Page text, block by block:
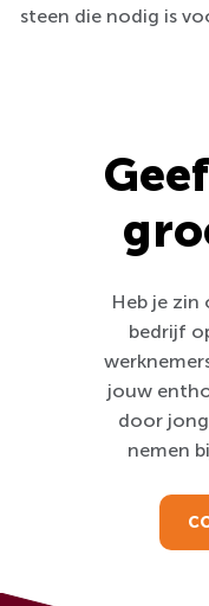
steen die nodig is
Heb je zin
bedrijf
jouw
door
nemen